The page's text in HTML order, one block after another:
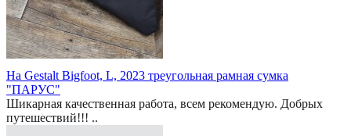
На Gestalt Bigfoot, L, 2023 треугольная рамная сумка
"ПАРУС"
Шикарная качественная работа, всем рекомендую. Добрых
путешествий!!! ..